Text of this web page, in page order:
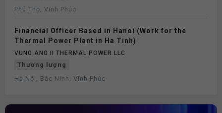
Phú Thọ, Vĩnh Phúc
Financial Officer Based in Hanoi (Work for the
Thermal Power Plant in Ha Tinh)
VUNG ANG II THERMAL POWER LLC
Thương lượng
Hà Nội, Bắc Ninh, Vĩnh Phúc